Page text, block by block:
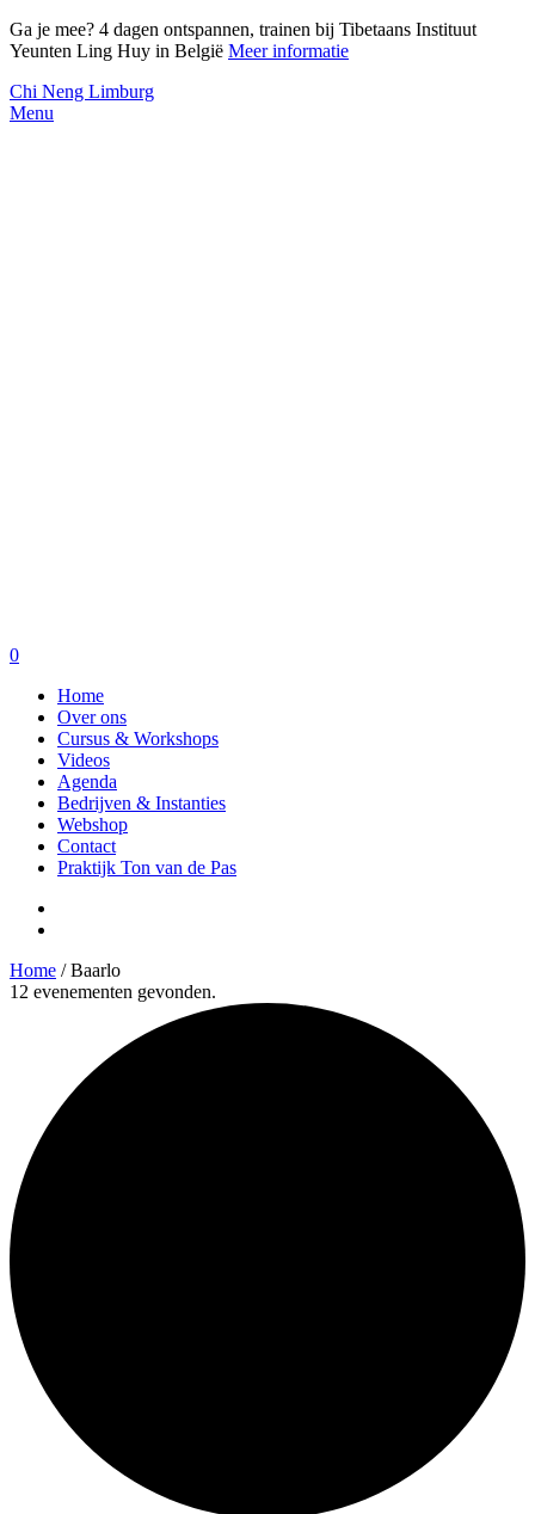
Ga je mee? 4 dagen ontspannen, trainen bij Tibetaans Instituut
Yeunten Ling Huy in België Meer informatie
Chi Neng Limburg
Menu
0
Home
Over ons
Cursus & Workshops
Videos
Agenda
Bedrijven & Instanties
Webshop
Contact
Praktijk Ton van de Pas
Home /Baarlo
12 evenementen gevonden.